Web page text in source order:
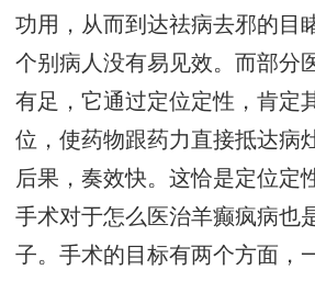
功用，从而到达祛病去邪的目
个别病人没有易见效。而部分
有足，它通过定位定性，肯定
位，使药物跟药力直接抵达病
后果，奏效快。这恰是定位定
手术对于怎么医治羊癫疯病也
子。手术的目标有两个方面，